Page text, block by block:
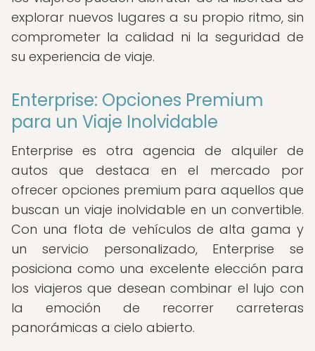
explorar nuevos lugares a su propio ritmo, sin
comprometer la calidad ni la seguridad de
su experiencia de viaje.
Enterprise: Opciones Premium
para un Viaje Inolvidable
Enterprise es otra agencia de alquiler de
autos que destaca en el mercado por
ofrecer opciones premium para aquellos que
buscan un viaje inolvidable en un convertible.
Con una flota de vehículos de alta gama y
un servicio personalizado, Enterprise se
posiciona como una excelente elección para
los viajeros que desean combinar el lujo con
la emoción de recorrer carreteras
panorámicas a cielo abierto.